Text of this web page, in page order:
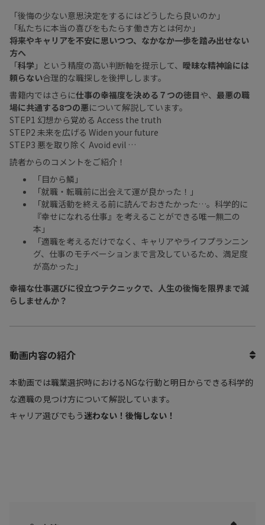
「後悔の少ない意思決定をするにはどうしたら良いのか」
「私たちに本当の喜びをもたらす働き方とは何か」
将来やキャリアを不安に思いつつ、なかなか一歩を踏み出せない
方へ
「科学 」という精度の高い判断軸を提示して、 曖昧な精神論には
頼らない合理的な職探しを後押しします。
書籍内ではさらに仕事の幸福度を決める７つの徳目や、 最悪の職
場に共通する8つの悪について解説しています。
STEP1 幻想から覚める Access the truth
STEP2 未来を広げる Widen your future
STEP3 悪を取り除く Avoid evil …
読者からのコメントをご紹介！
「目から鱗」
「就職・転職前に出会えて運が良かった！」
「就職活動を終える前に読んでおきたかった…。科学的に
『幸せになれる仕事』を考えることができる唯一無二の
本」
「適職を考えるだけでなく、キャリアやライフプランニン
グ、仕事のモチベーションまで言及しているため、満足度
が高かった」
幸福な仕事選びに役立つテクニックで、人生の後悔を限界まで減
らしませんか？
動画内容の紹介
本動画では職業選択時におけるNGな行動と明日からできる科学的
な適職の見つけ方について解説しています。
キャリア選びでもう迷わない！後悔しない！